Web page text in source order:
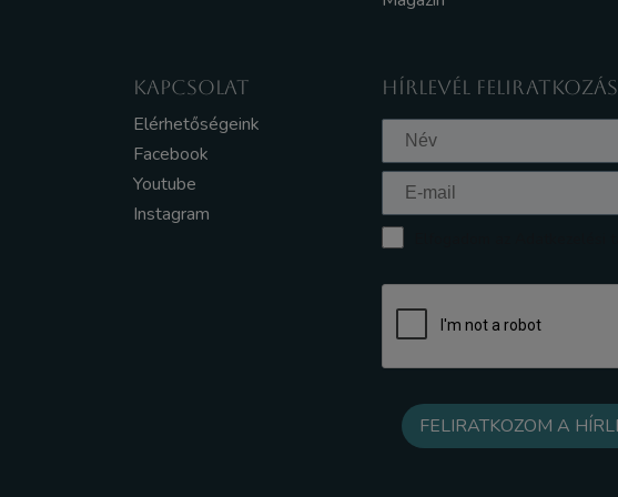
KAPCSOLAT
Elérhetőségeink
Facebook
Youtube
Instagram
HÍRLEVÉL FELIRATKOZÁS